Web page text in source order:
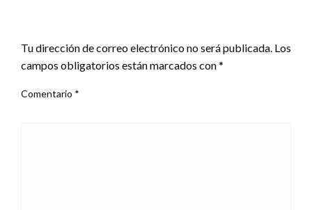
Tu dirección de correo electrónico no será publicada. Los
campos obligatorios están marcados con*
Comentario *